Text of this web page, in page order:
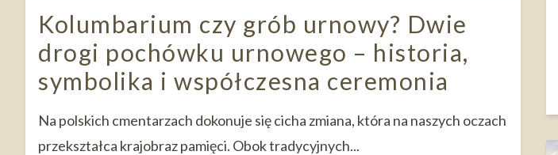
Kolumbarium czy grób urnowy? Dwie
drogi pochówku urnowego – historia,
symbolika i współczesna ceremonia
Na polskich cmentarzach dokonuje się cicha zmiana, która na naszych oczach
przekształca krajobraz pamięci. Obok tradycyjnych...